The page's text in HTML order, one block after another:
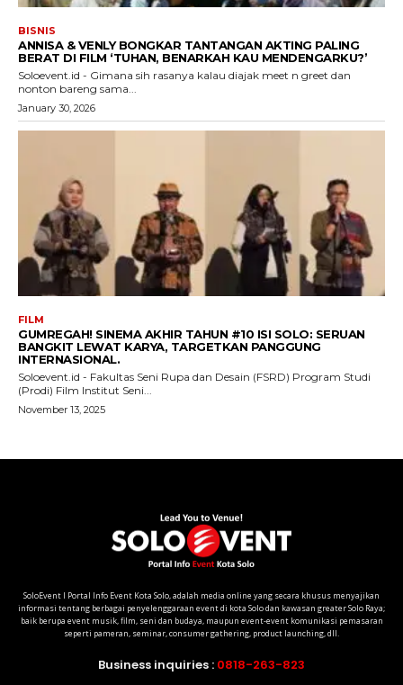
SoloEvent I Portal Info Event Kota Solo, adalah media online yang secara khusus menyajikan
informasi tentang berbagai penyelenggaraan event di kota Solo dan kawasan greater Solo Raya;
baik berupa event musik, film, seni dan budaya, maupun event-event komunikasi pemasaran
seperti pameran, seminar, consumer gathering, product launching, dll.
Business inquiries : 0818-263-823